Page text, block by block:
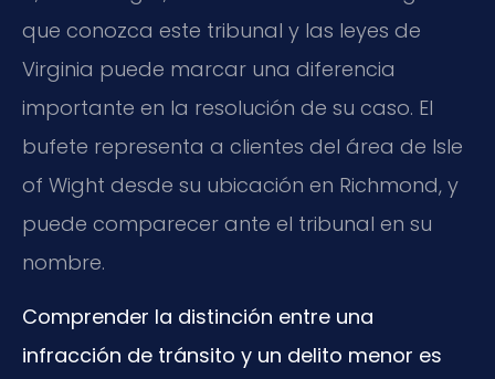
que conozca este tribunal y las leyes de
Virginia puede marcar una diferencia
importante en la resolución de su caso. El
bufete representa a clientes del área de Isle
of Wight desde su ubicación en Richmond, y
puede comparecer ante el tribunal en su
nombre.
Comprender la distinción entre una
infracción de tránsito y un delito menor es